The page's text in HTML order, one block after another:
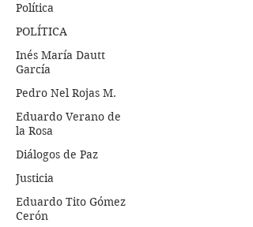
Política
POLÍTICA
Inés María Dautt
García
Pedro Nel Rojas M.
Eduardo Verano de
la Rosa
Diálogos de Paz
Justicia
Eduardo Tito Gómez
Cerón